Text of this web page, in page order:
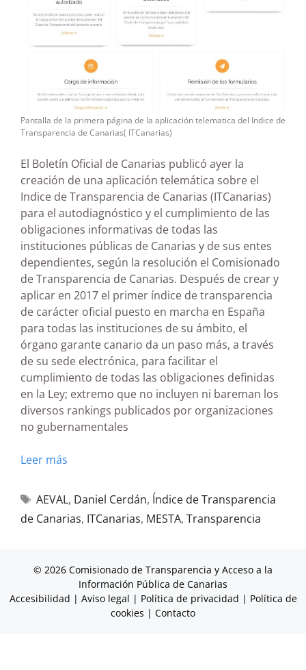
Pantalla de la primera página de la aplicación telematica del Indice de
Transparencia de Canarias( ITCanarias)
El Boletín Oficial de Canarias publicó ayer la
creación de una aplicación telemática sobre el
Indice de Transparencia de Canarias (ITCanarias)
para el autodiagnóstico y el cumplimiento de las
obligaciones informativas de todas las
instituciones públicas de Canarias y de sus entes
dependientes, según la resolución el Comisionado
de Transparencia de Canarias. Después de crear y
aplicar en 2017 el primer índice de transparencia
de carácter oficial puesto en marcha en España
para todas las instituciones de su ámbito, el
órgano garante canario da un paso más, a través
de su sede electrónica, para facilitar el
cumplimiento de todas las obligaciones definidas
en la Ley; extremo que no incluyen ni bareman los
diversos rankings publicados por organizaciones
no gubernamentales
Leer más
AEVAL, Daniel Cerdán, Índice de Transparencia
de Canarias, ITCanarias, MESTA, Transparencia
© 2026 Comisionado de Transparencia y Acceso a la
Información Pública de Canarias
Accesibilidad | Aviso legal | Política de privacidad | Política de
cookies | Contacto